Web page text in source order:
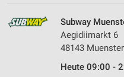
Subway
Aegidiimarkt 6
48143 Muenster
Heute 09:00 -